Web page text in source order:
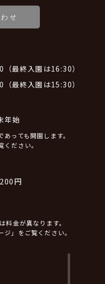
せ
最終入園は16:30）
最終入園は15:30）
年始
っても開園します。
ださい。
円
料金が異なります。
」をご覧ください。